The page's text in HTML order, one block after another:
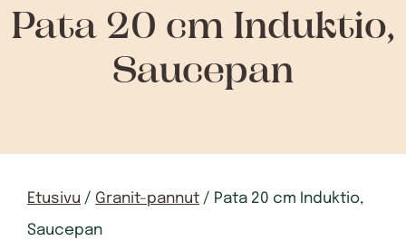
Pata 20 cm Induktio,
Saucepan
Etusivu / Granit-pannut / Pata 20 cm Induktio,
Saucepan